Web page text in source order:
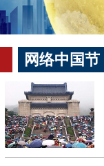
网络中国节